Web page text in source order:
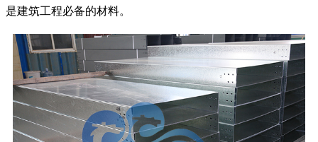
是建筑工程必备的材料。